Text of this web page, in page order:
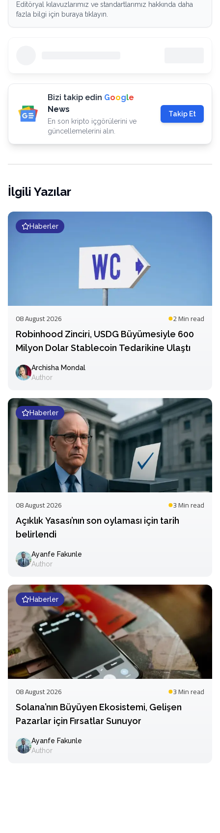
Editöryal kılavuzlarımız ve standartlarımız hakkında daha
fazla bilgi için buraya tıklayın.
Bizi takip edin Google
News
En son kripto içgörülerini ve
güncellemelerini alın.
Takip Et
İlgili Yazılar
Haberler
08 August 2026 2 Minread
Robinhood Zinciri, USDG Büyümesiyle 600
Milyon Dolar Stablecoin Tedarikine Ulaştı
Archisha Mondal
Author
Haberler
08 August 2026 3 Minread
Açıklık Yasası’nın son oylaması için tarih
belirlendi
Ayanfe Fakunle
Author
Haberler
08 August 2026 3 Minread
Solana’nın Büyüyen Ekosistemi, Gelişen
Pazarlar için Fırsatlar Sunuyor
Ayanfe Fakunle
Author